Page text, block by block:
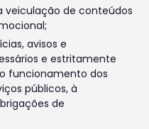
veiculação de conteúdos
avisos e
e estritamente
funcionamento dos
públicos, à
de